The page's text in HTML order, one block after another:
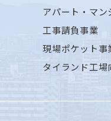
アパート・マン
工事請負事業
現場ポケット事
タイランド工